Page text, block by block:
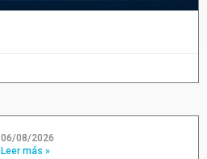
06/08/2026
Leer más »